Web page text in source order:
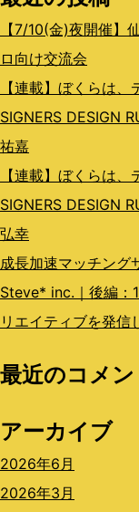
ン【7/10(金)夜開催】
ロ向け交流会
【連載】ぼくらは
SIGNERS DESIGN
祐嘉
【連載】ぼくらは
SIGNERS DESIGN
弘幸
成長加速マッチング
Steve* inc.｜後編：
リエイティブを発信
最近のコメン
アーカイブ
2026年6月
2026年3月